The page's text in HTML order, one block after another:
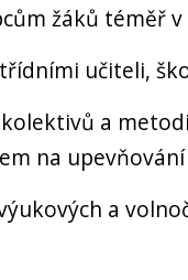
žáků téměř
učiteli,
a
na
a